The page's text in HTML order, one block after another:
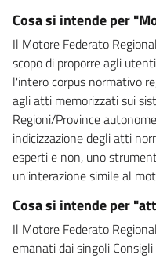
Cosa si intende per
Il Motore Federato
scopo di proporre agli
l'intero corpus normativo
agli atti memorizzati sui
Regioni/Province
indicizzazione degli atti
esperti e non, uno
un'interazione simile al
Cosa si intende per
Il Motore Federato
emanati dai singoli